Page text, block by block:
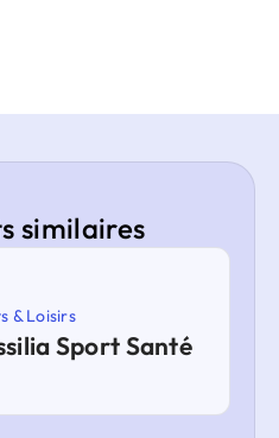
similaires
& Loisirs
Sport Santé